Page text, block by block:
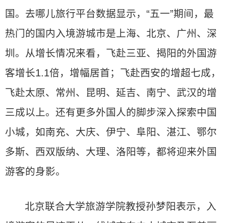
国。去哪儿旅行平台数据显示，“五一”期间，最
热门的国内入境游城市是上海、北京、广州、深
圳。从增长情况来看，飞赴三亚、揭阳的外国游
客增长1.1倍，增幅居首；飞赴西安的增超七成，
飞赴太原、常州、昆明、延吉、南宁、武汉的增
三成以上。还有更多外国人的脚步深入探索中国
小城，如南充、大庆、伊宁、阜阳、湛江、鄂尔
多斯、西双版纳、大理、洛阳等，都将迎来外国
游客的身影。
北京联合大学旅游学院教授孙梦阳表示，入